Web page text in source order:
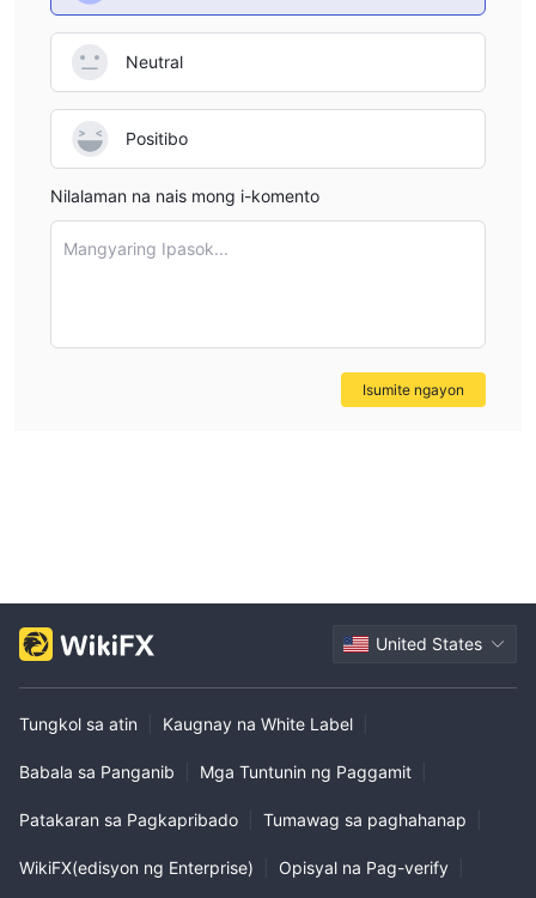
Neutral
Positibo
Nilalaman na nais mong i-komento
Mangyaring Ipasok...
Isumite ngayon
United States
Tungkol sa atin Kaugnay na White Label
Babala sa Panganib Mga Tuntunin ng Paggamit
Patakaran sa Pagkapribado Tumawag sa paghahanap
WikiFX(edisyon ng Enterprise) Opisyal na Pag-verify